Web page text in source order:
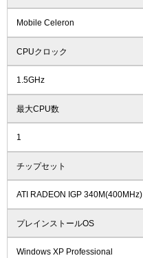
Mobile Celeron
CPUクロック
1.5GHz
最大CPU数
1
チップセット
ATI RADEON IGP 340M(400MHz)
プレインストールOS
Windows XP Professional